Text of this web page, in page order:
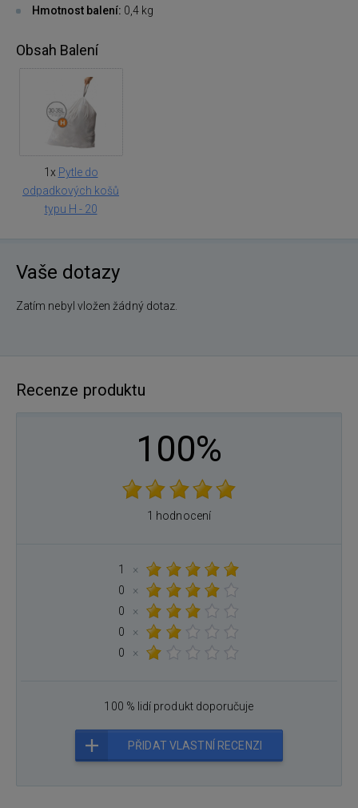
Hmotnost balení: 0,4 kg
Obsah Balení
1x Pytle do
odpadkových košů
typu H - 20
Vaše dotazy
Zatím nebyl vložen žádný dotaz.
Recenze produktu
100%
1 hodnocení
1
×
0
×
0
×
0
×
0
×
100 % lidí produkt doporučuje
PŘIDAT VLASTNÍ RECENZI